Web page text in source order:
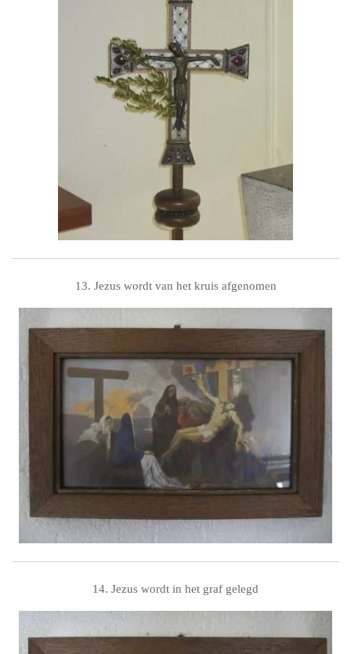
13. Jezus wordt van het kruis afgenomen
14. Jezus wordt in het graf gelegd